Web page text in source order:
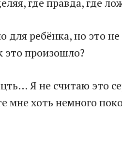
ребёнка, но это
это произошло?
Я не считаю это
хоть немного